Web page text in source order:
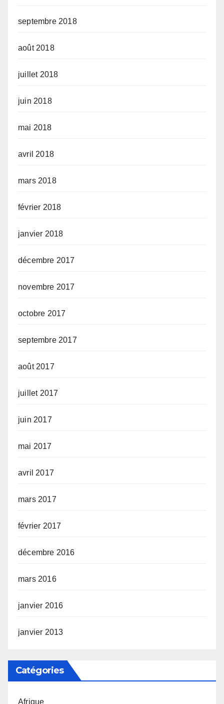
septembre 2018
août 2018
juillet 2018
juin 2018
mai 2018
avril 2018
mars 2018
février 2018
janvier 2018
décembre 2017
novembre 2017
octobre 2017
septembre 2017
août 2017
juillet 2017
juin 2017
mai 2017
avril 2017
mars 2017
février 2017
décembre 2016
mars 2016
janvier 2016
janvier 2013
Catégories
Afrique